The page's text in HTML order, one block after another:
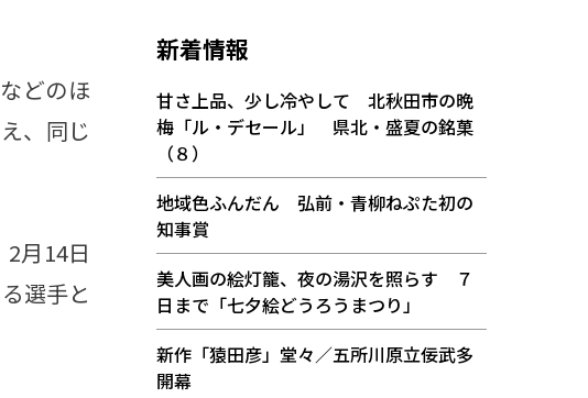
どのほ
、同じ
月14日
選手と
新着情報
甘さ上品、少し冷やして 北秋田市の晩
梅「ル・デセール」 県北・盛夏の銘菓
（８）
地域色ふんだん 弘前・青柳ねぷた初の
知事賞
美人画の絵灯籠、夜の湯沢を照らす ７
日まで「七夕絵どうろうまつり」
新作「猿田彦」堂々／五所川原立佞武多
開幕